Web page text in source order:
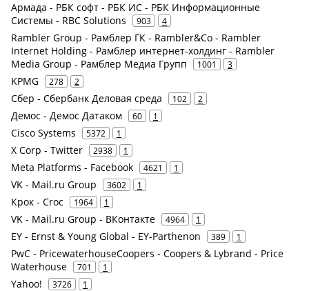
Армада - РБК софт - РБК ИС - РБК Информационные
Системы - RBC Solutions
903 4
Rambler Group - Рамблер ГК - Rambler&Co - Rambler
Internet Holding - Рамблер интернет-холдинг - Rambler
Media Group - Рамблер Медиа Групп
1001 3
KPMG 278 2
Сбер - Сбербанк Деловая среда 102 2
Демос - Демос Датаком 60 1
Cisco Systems 5372 1
X Corp - Twitter 2938 1
Meta Platforms - Facebook 4621 1
VK - Mail.ru Group 3602 1
Крок - Croc 1964 1
VK - Mail.ru Group - ВКонтакте 4964 1
EY - Ernst & Young Global - EY-Parthenon 389 1
PwC - PricewaterhouseCoopers - Coopers & Lybrand - Price
Waterhouse
701 1
Yahoo! 3726 1